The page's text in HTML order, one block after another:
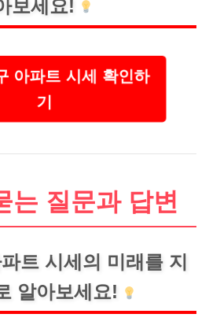
보세요!
아파트 시세 확인하
기
는 질문과 답변
트 시세의 미래를 지
알아보세요!